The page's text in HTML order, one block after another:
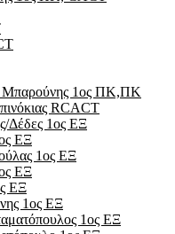
Μπαρούνης 1ος ΠΚ,ΠΚ
RCACT
Δέδες 1ος ΕΞ
ΕΞ
1ος ΕΞ
ΕΞ
ΕΞ
1ος ΕΞ
1ος ΕΞ